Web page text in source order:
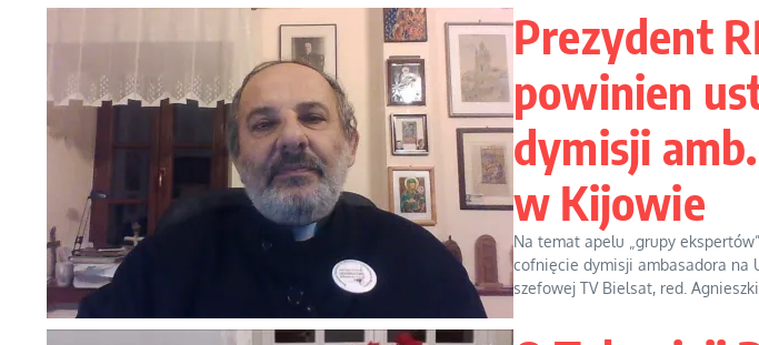
Prezydent
powinien
dymisji
w Kijowie
Na temat apelu „grupy
cofnięcie dymisji ambasadora na
szefowej TV Bielsat, red.